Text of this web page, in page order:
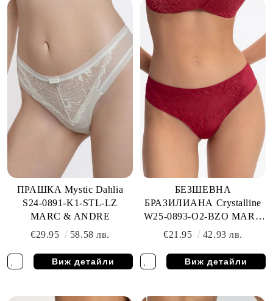
ПРАШКА Mystic Dahlia
S24-0891-K1-STL-LZ
MARC & ANDRE
€29.95
58.58 лв.
Виж детайли
БЕЗШЕВНА
БРАЗИЛИАНА Crystalline
W25-0893-O2-BZO MARC
& ANDRE
€21.95 42.93 лв.
Виж детайли